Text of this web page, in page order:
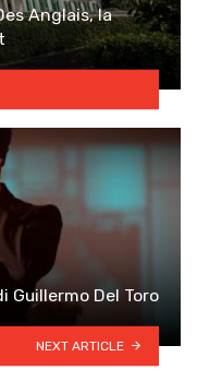
Anglais, la
Guillermo Del Toro
NEXT ARTICLE